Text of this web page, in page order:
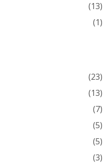
(13)
(1)
(23)
(13)
(7)
(5)
(5)
(3)